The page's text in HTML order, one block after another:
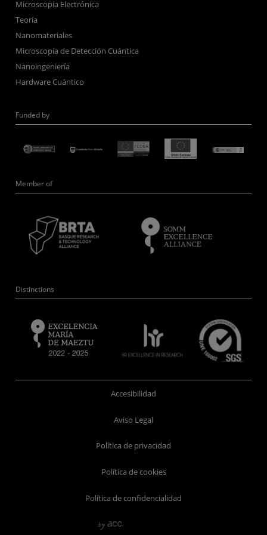
Microscopía Electrónica
Teoría
Nanomateriales
Microscopía de Detección Cuántica
Nanoingeniería
Hardware Cuántico
Funded by
Member of
Distinctions
Accesibilidad
Aviso Legal
Política de privacidad
Política de cookies
Política de confidencialidad